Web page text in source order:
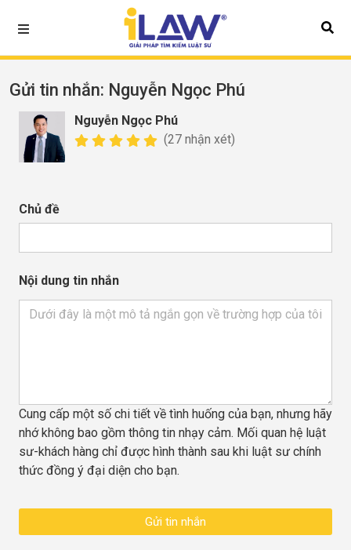
Gửi tin nhắn: Nguyễn Ngọc Phú
Nguyễn Ngọc Phú
(27 nhận xét)
Chủ đề
Nội dung tin nhắn
Cung cấp một số chi tiết về tình huống của bạn, nhưng hãy
nhớ không bao gồm thông tin nhạy cảm. Mối quan hệ luật
sư-khách hàng chỉ được hình thành sau khi luật sư chính
thức đồng ý đại diện cho bạn.
Gửi tin nhắn